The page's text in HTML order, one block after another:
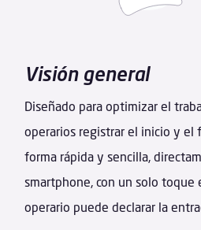
Visión general
Diseñado para optimizar el
operarios registrar el inicio y el
forma rápida y sencilla,
smartphone, con un solo toque
operario puede declarar la